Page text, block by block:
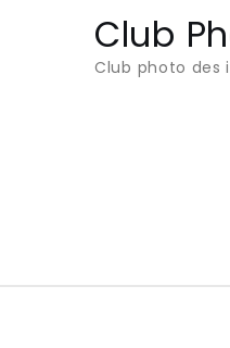
Club
Club photo des